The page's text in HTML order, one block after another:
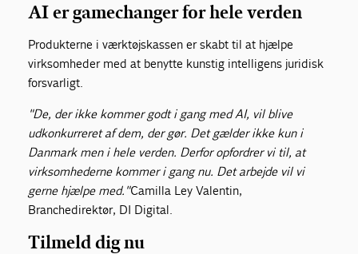
AI er gamechanger for hele verden
Produkterne i værktøjskassen er skabt til at hjælpe
virksomheder med at benytte kunstig intelligens juridisk
forsvarligt.
"De, der ikke kommer godt i gang med AI, vil blive
udkonkurreret af dem, der gør. Det gælder ikke kun i
Danmark men i hele verden. Derfor opfordrer vi til, at
virksomhederne kommer i gang nu. Det arbejde vil vi
gerne hjælpe med."Camilla Ley Valentin,
Branchedirektør, DI Digital.
Tilmeld dig nu